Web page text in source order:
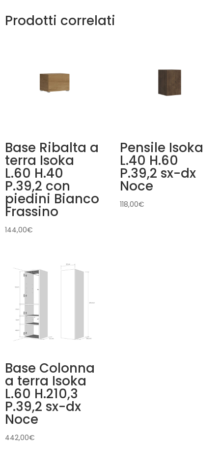
Prodotti correlati
Base Ribalta a
terra Isoka
L.60 H.40
P.39,2 con
piedini Bianco
Frassino
144,00€
Pensile Isoka
L.40 H.60
P.39,2 sx-dx
Noce
118,00€
Base Colonna
a terra Isoka
L.60 H.210,3
P.39,2 sx-dx
Noce
442,00€